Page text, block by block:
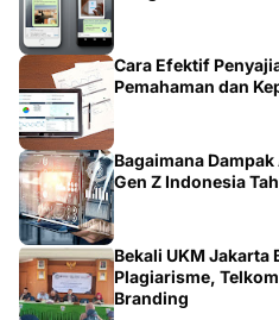
Cara Efektif
Pemahaman dan
Bagaimana
Gen Z Indonesia
Bekali UKM Jakarta
Plagiarisme,
Branding